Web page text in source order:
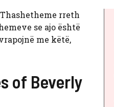
rreth
se ajo është
me këtë,
of Beverly